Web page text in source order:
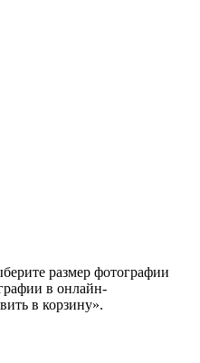
размер фотографии
в онлайн-
в корзину».